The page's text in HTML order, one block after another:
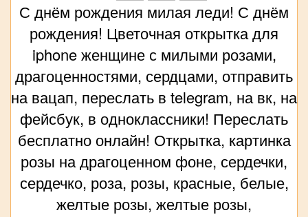
С днём рождения милая леди! С днём
рождения! Цветочная открытка для
iphone женщине с милыми розами,
драгоценностями, сердцами, отправить
на вацап, переслать в telegram, на вк, на
фейсбук, в одноклассники! Переслать
бесплатно онлайн! Открытка, картинка
розы на драгоценном фоне, сердечки,
сердечко, роза, розы, красные, белые,
желтые розы, желтые розы,